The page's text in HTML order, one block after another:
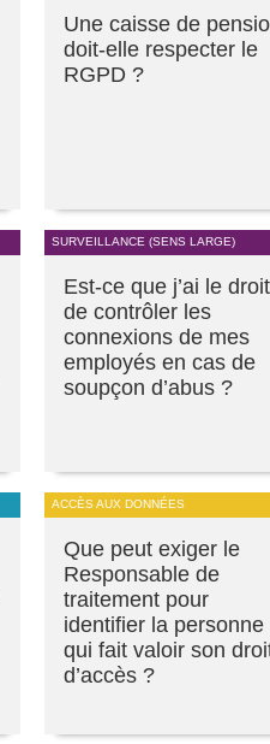
Une caisse de
doit-elle respecter le
RGPD ?
SURVEILLANCE (SENS LARGE)
Est-ce que j’ai le droit
de contrôler les
connexions de mes
employés en cas de
soupçon d’abus ?
ACCÈS AUX DONNÉES
Que peut exiger le
Responsable de
traitement pour
identifier la personne
qui fait valoir son
d’accès ?